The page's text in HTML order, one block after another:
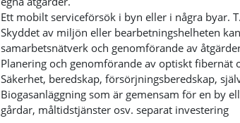
Ett mobilt serviceförsök i byn eller i några byar.
Skyddet av miljön eller bearbetningshelheten
samarbetsnätverk och genomförande av
Planering och genomförande av optiskt fibernät
Säkerhet, beredskap, försörjningsberedskap,
Biogasanläggning som är gemensam för en by
gårdar, måltidstjänster osv. separat investering